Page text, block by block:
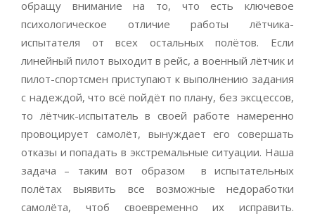
обращу внимание на то, что есть ключевое
психологическое отличие работы лётчика-
испытателя от всех остальных полётов. Если
линейный пилот выходит в рейс, а военный лётчик и
пилот-спортсмен приступают к выполнению задания
с надеждой, что всё пойдёт по плану, без эксцессов,
то лётчик-испытатель в своей работе намеренно
провоцирует самолёт, вынуждает его совершать
отказы и попадать в экстремальные ситуации. Наша
задача – таким вот образом в испытательных
полётах выявить все возможные недоработки
самолёта, чтоб своевременно их исправить.